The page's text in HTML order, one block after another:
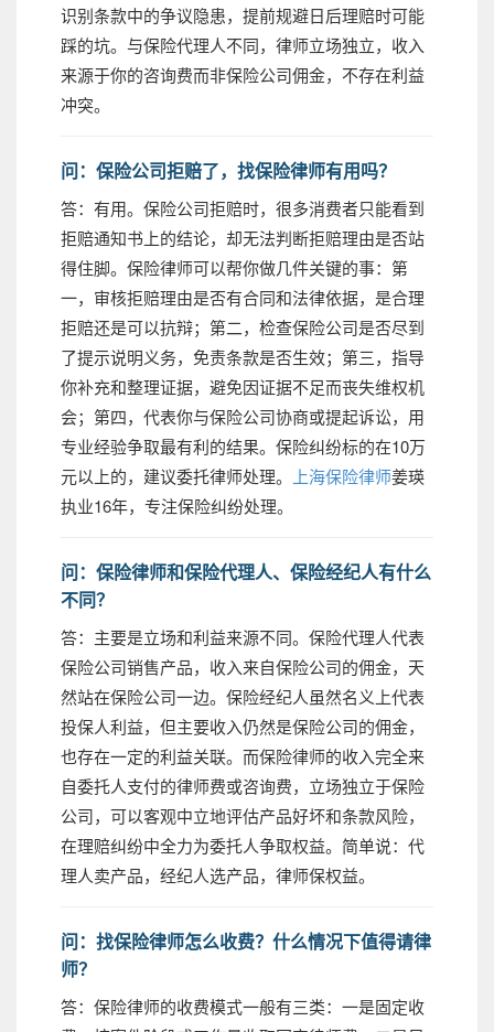
识别条款中的争议隐患，提前规避日后理赔时可能
踩的坑。与保险代理人不同，律师立场独立，收入
来源于你的咨询费而非保险公司佣金，不存在利益
冲突。
问：保险公司拒赔了，找保险律师有用吗？
答：有用。保险公司拒赔时，很多消费者只能看到
拒赔通知书上的结论，却无法判断拒赔理由是否站
得住脚。保险律师可以帮你做几件关键的事：第
一，审核拒赔理由是否有合同和法律依据，是合理
拒赔还是可以抗辩；第二，检查保险公司是否尽到
了提示说明义务，免责条款是否生效；第三，指导
你补充和整理证据，避免因证据不足而丧失维权机
会；第四，代表你与保险公司协商或提起诉讼，用
专业经验争取最有利的结果。保险纠纷标的在10万
元以上的，建议委托律师处理。
上海保险律师姜瑛
执业16年，专注保险纠纷处理。
问：保险律师和保险代理人、保险经纪人有什么
不同？
答：主要是立场和利益来源不同。保险代理人代表
保险公司销售产品，收入来自保险公司的佣金，天
然站在保险公司一边。保险经纪人虽然名义上代表
投保人利益，但主要收入仍然是保险公司的佣金，
也存在一定的利益关联。而保险律师的收入完全来
自委托人支付的律师费或咨询费，立场独立于保险
公司，可以客观中立地评估产品好坏和条款风险，
在理赔纠纷中全力为委托人争取权益。简单说：代
理人卖产品，经纪人选产品，律师保权益。
问：找保险律师怎么收费？什么情况下值得请律
师？
答：保险律师的收费模式一般有三类：一是固定收